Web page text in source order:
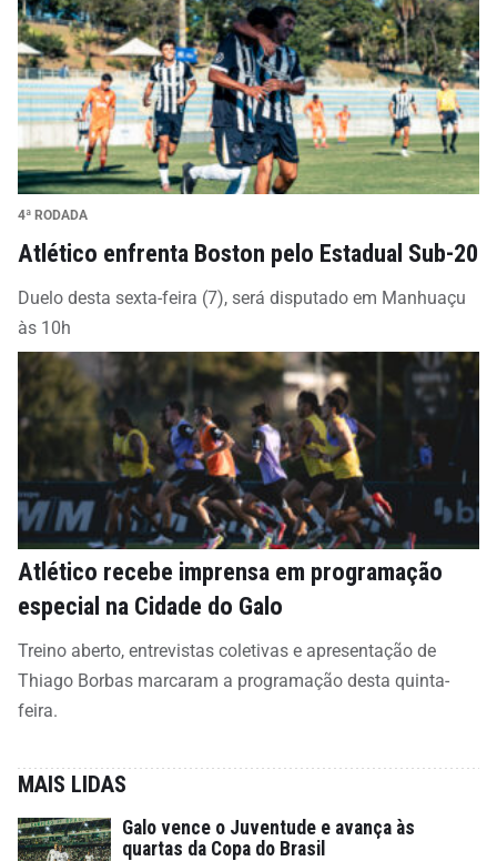
4ª RODADA
Atlético enfrenta Boston pelo Estadual Sub-20
Duelo desta sexta-feira (7), será disputado em Manhuaçu
às 10h
Atlético recebe imprensa em programação
especial na Cidade do Galo
Treino aberto, entrevistas coletivas e apresentação de
Thiago Borbas marcaram a programação desta quinta-
feira.
MAIS LIDAS
Galo vence o Juventude e avança às
quartas da Copa do Brasil